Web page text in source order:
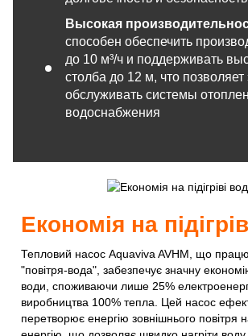
Высокая
способен обеспечить
до 10 м³/ч и поддерживать
столба до 12 м, что
обслуживать системы
водоснабжения
Економія на
Тепловий насос Aquaviva AVHM, що
"повітря-вода", забезпечує значну економію
води, споживаючи лише 25%
виробництва 100% тепла. Цей насос
перетворює енергію зовнішнього повітря